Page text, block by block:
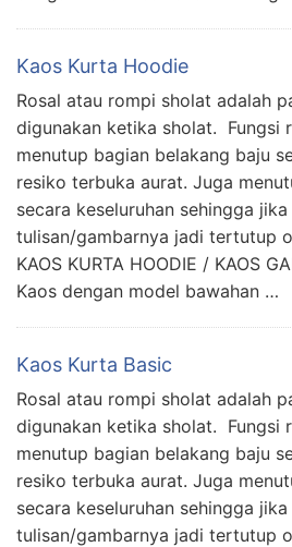
Kaos Kurta Hoodie
Rosal atau rompi sholat adalah
digunakan ketika sholat. Fungsi
menutup bagian belakang baju
resiko terbuka aurat. Juga
secara keseluruhan sehingga
tulisan/gambarnya jadi tertutup
KAOS KURTA HOODIE / KAOS
Kaos dengan model bawahan …
Kaos Kurta Basic
Rosal atau rompi sholat adalah
digunakan ketika sholat. Fungsi
menutup bagian belakang baju
resiko terbuka aurat. Juga
secara keseluruhan sehingga
tulisan/gambarnya jadi tertutup